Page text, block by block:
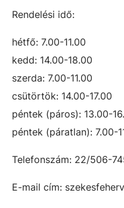
Rendelési idő:
hétfő: 7.00-11.00
kedd: 14.00-18.00
szerda: 7.00-11.00
csütörtök: 14.00-17.00
péntek (páros): 13.00-
péntek (páratlan): 7.00-
Telefonszám: 22/506-
E-mail cím: